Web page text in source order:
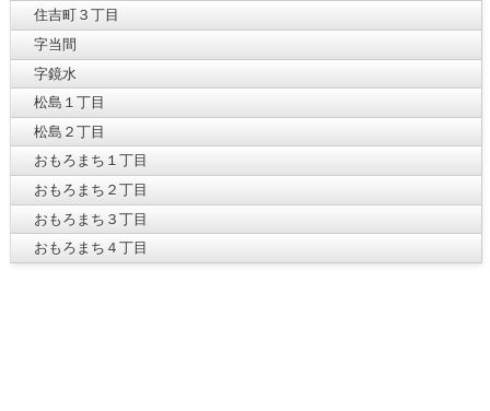
住吉町３丁目
字当間
字鏡水
松島１丁目
松島２丁目
おもろまち１丁目
おもろまち２丁目
おもろまち３丁目
おもろまち４丁目